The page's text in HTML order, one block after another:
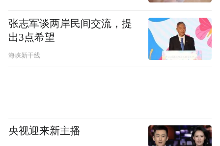
张志军谈两岸民间交流，提
出3点希望
海峡新干线
央视迎来新主播